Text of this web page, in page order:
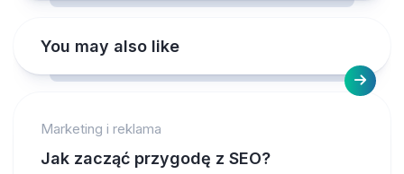
You may also like
Marketing i reklama
Jak zacząć przygodę z SEO?